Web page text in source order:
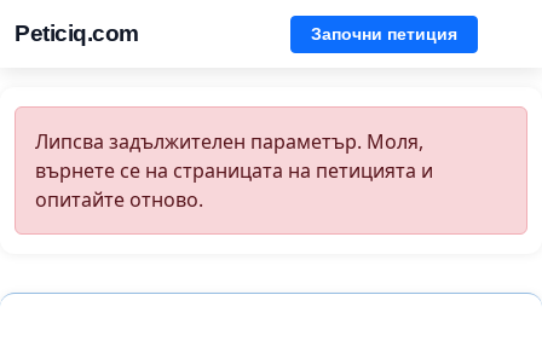
Peticiq.com Започни петиция
Липсва задължителен параметър. Моля,
върнете се на страницата на петицията и
опитайте отново.